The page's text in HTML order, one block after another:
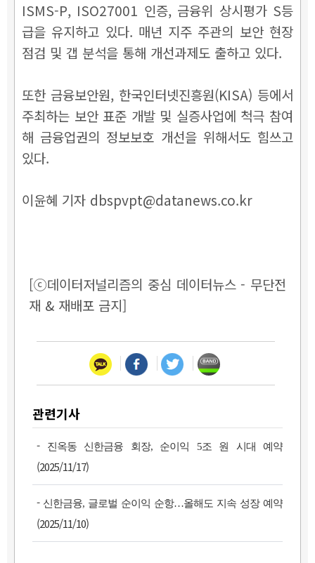
ISMS-P, ISO27001 인증, 금융위 상시평가 S등
급을 유지하고 있다. 매년 지주 주관의 보안 현장
점검 및 갭 분석을 통해 개선과제도 출하고 있다.
또한 금융보안원, 한국인터넷진흥원(KISA) 등에서
주최하는 보안 표준 개발 및 실증사업에 척극 참여
해 금융업권의 정보보호 개선을 위해서도 힘쓰고
있다.
이윤혜 기자 dbspvpt@datanews.co.kr
[ⓒ데이터저널리즘의 중심 데이터뉴스 - 무단전
재 & 재배포 금지]
관련기사
- 진옥동 신한금융 회장, 순이익 5조 원 시대 예약
(2025/11/17)
- 신한금융, 글로벌 순이익 순항…올해도 지속 성장 예약
(2025/11/10)